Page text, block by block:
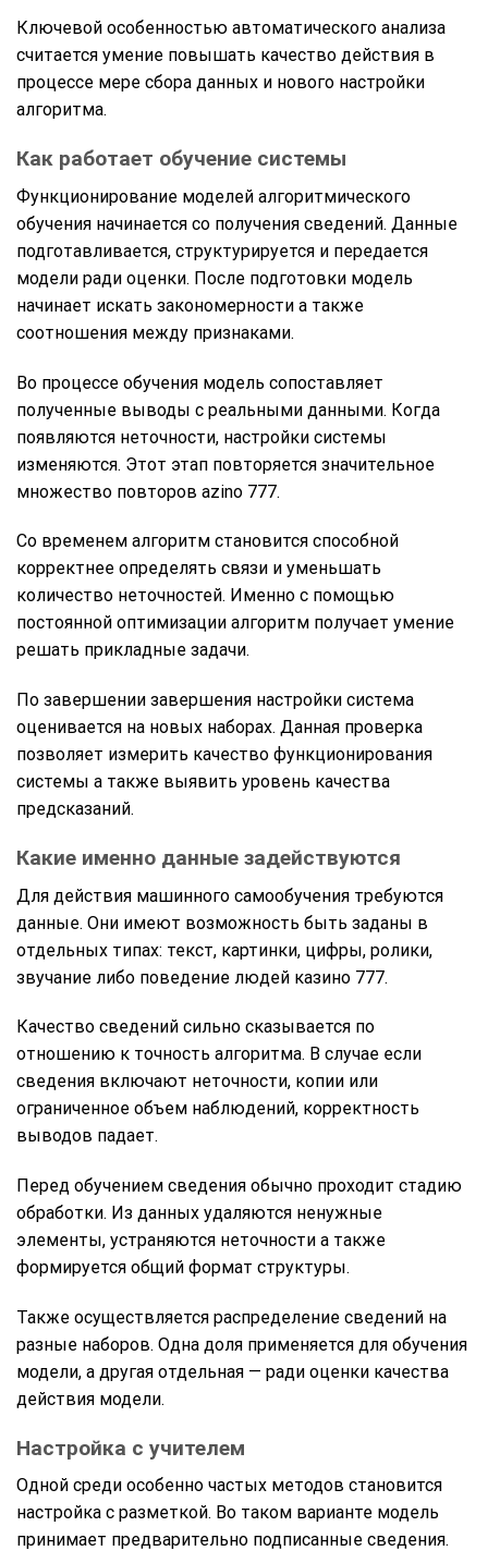
Ключевой особенностью автоматического анализа
считается умение повышать качество действия в
процессе мере сбора данных и нового настройки
алгоритма.
Как работает обучение системы
Функционирование моделей алгоритмического
обучения начинается со получения сведений. Данные
подготавливается, структурируется и передается
модели ради оценки. После подготовки модель
начинает искать закономерности а также
соотношения между признаками.
Во процессе обучения модель сопоставляет
полученные выводы с реальными данными. Когда
появляются неточности, настройки системы
изменяются. Этот этап повторяется значительное
множество повторов azino 777.
Со временем алгоритм становится способной
корректнее определять связи и уменьшать
количество неточностей. Именно с помощью
постоянной оптимизации алгоритм получает умение
решать прикладные задачи.
По завершении завершения настройки система
оценивается на новых наборах. Данная проверка
позволяет измерить качество функционирования
системы а также выявить уровень качества
предсказаний.
Какие именно данные задействуются
Для действия машинного самообучения требуются
данные. Они имеют возможность быть заданы в
отдельных типах: текст, картинки, цифры, ролики,
звучание либо поведение людей казино 777.
Качество сведений сильно сказывается по
отношению к точность алгоритма. В случае если
сведения включают неточности, копии или
ограниченное объем наблюдений, корректность
выводов падает.
Перед обучением сведения обычно проходит стадию
обработки. Из данных удаляются ненужные
элементы, устраняются неточности а также
формируется общий формат структуры.
Также осуществляется распределение сведений на
разные наборов. Одна доля применяется для обучения
модели, а другая отдельная — ради оценки качества
действия модели.
Настройка с учителем
Одной среди особенно частых методов становится
настройка с разметкой. Во таком варианте модель
принимает предварительно подписанные сведения.